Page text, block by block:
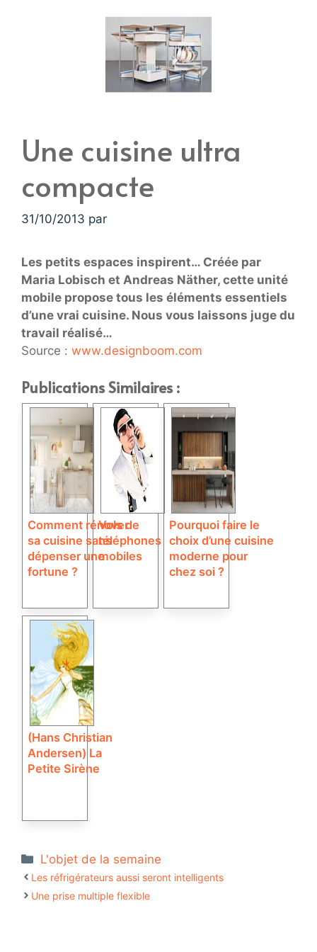
Une cuisine ultra
compacte
31/10/2013 par
Les petits espaces inspirent… Créée par
Maria Lobisch et Andreas Näther, cette unité
mobile propose tous les éléments essentiels
d’une vrai cuisine. Nous vous laissons juge du
travail réalisé…
Source : www.designboom.com
Publications Similaires :
Comment rénover
sa cuisine sans
dépenser une
fortune ?
Vols de
téléphones
mobiles
Pourquoi faire le
choix d’une cuisine
moderne pour
chez soi ?
(Hans Christian
Andersen) La
Petite Sirène
Catégories
L'objet de la semaine
Les réfrigérateurs aussi seront intelligents
Une prise multiple flexible